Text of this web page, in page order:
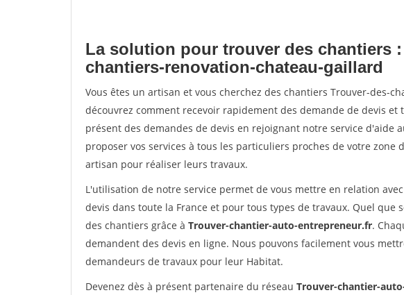
La solution pour trouver des chantiers
chantiers-renovation-chateau-gaillard
Vous êtes un artisan et vous cherchez des chantiers Trouver-des-
découvrez comment recevoir rapidement des demande de devis et
présent des demandes de devis en rejoignant notre service d'aide
proposer vos services à tous les particuliers proches de votre
artisan pour réaliser leurs travaux.
L'utilisation de notre service permet de vous mettre en relation
devis dans toute la France et pour tous types de travaux. Quel que
des chantiers grâce à Trouver-chantier-auto-entrepreneur.fr.
demandent des devis en ligne. Nous pouvons facilement vous
demandeurs de travaux pour leur Habitat.
Devenez dès à présent partenaire du réseau Trouver-chantier-